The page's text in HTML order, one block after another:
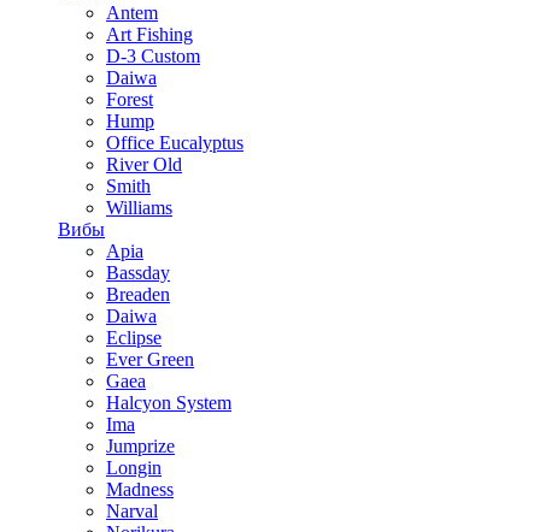
Antem
Art Fishing
D-3 Custom
Daiwa
Forest
Hump
Office Eucalyptus
River Old
Smith
Williams
Вибы
Apia
Bassday
Breaden
Daiwa
Eclipse
Ever Green
Gaea
Halcyon System
Ima
Jumprize
Longin
Madness
Narval